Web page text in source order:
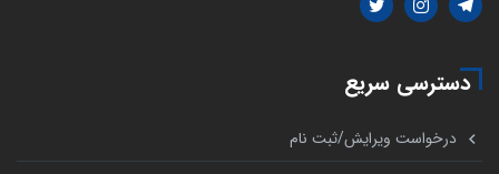
دسترسی سریع
درخواست ویرایش/ثبت نام